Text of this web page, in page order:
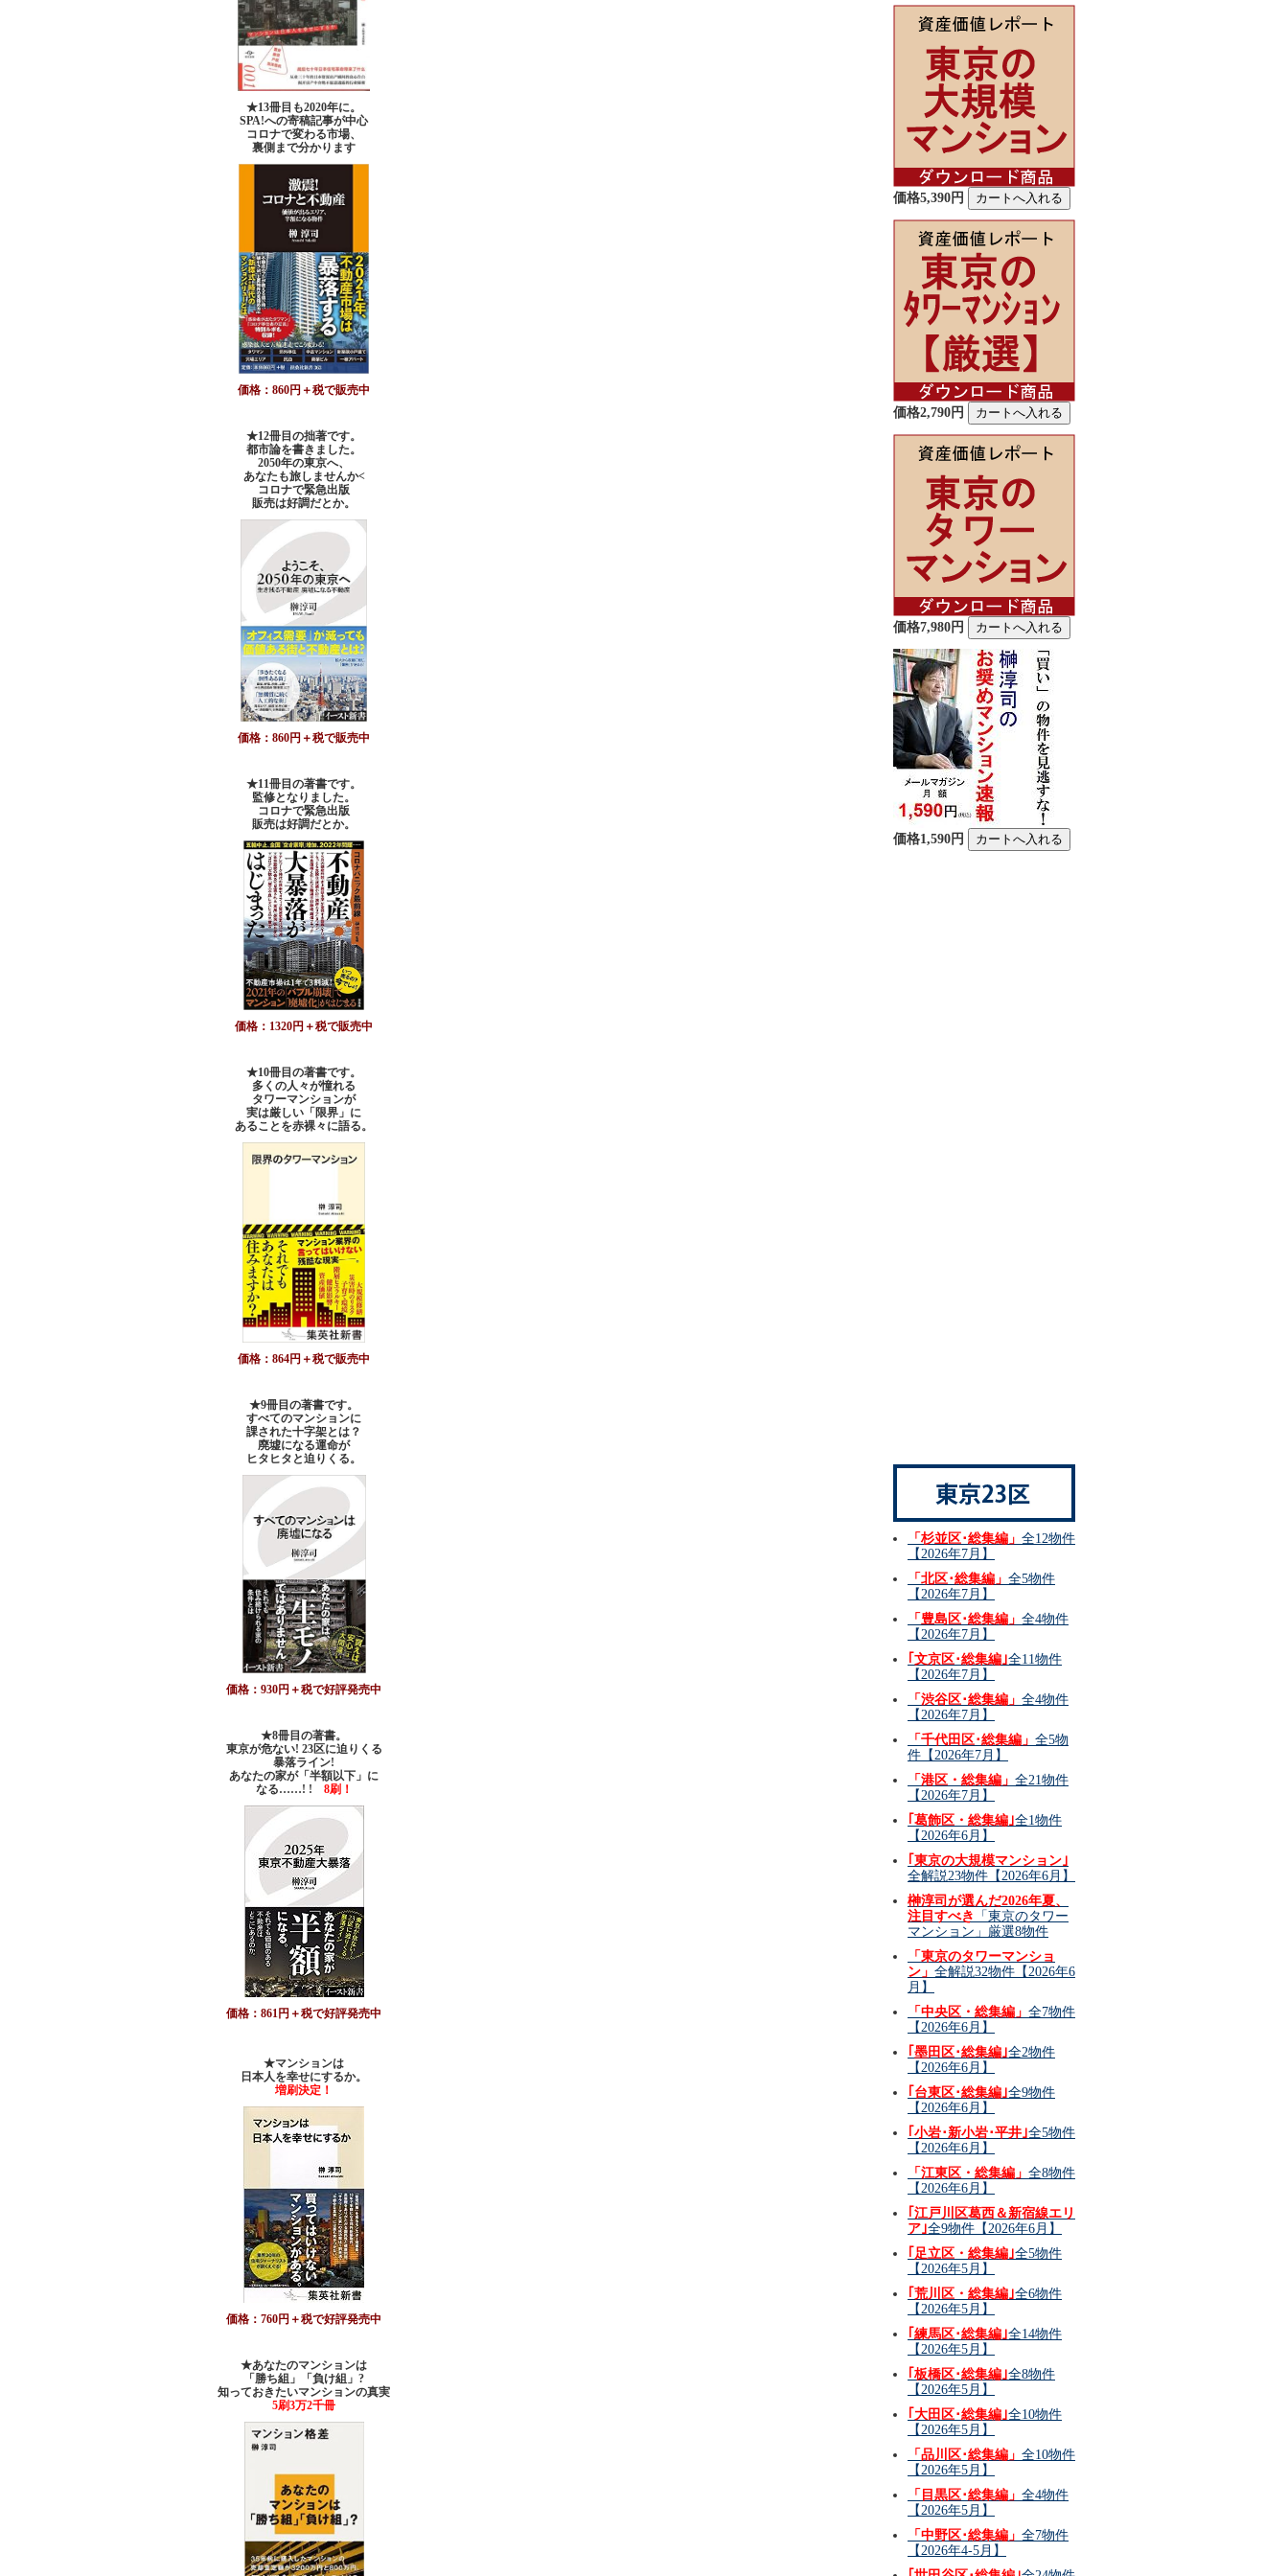
★13冊目も2020年に。
SPA!への寄稿記事が中心
コロナで変わる市場、
裏側まで分かります
価格：860円＋税で販売中
★12冊目の拙著です。
都市論を書きました。
2050年の東京へ、
あなたも旅しませんか<
コロナで緊急出版
販売は好調だとか。
価格：860円＋税で販売中
★11冊目の著書です。
監修となりました。
コロナで緊急出版
販売は好調だとか。
価格：1320円＋税で販売中
★10冊目の著書です。
多くの人々が憧れる
タワーマンションが
実は厳しい「限界」に
あることを赤裸々に語る。
価格：864円＋税で販売中
★9冊目の著書です。
すべてのマンションに
課された十字架とは？
廃墟になる運命が
ヒタヒタと迫りくる。
価格：930円＋税で好評発売中
★8冊目の著書。
東京が危ない! 23区に迫りくる
暴落ライン!
あなたの家が「半額以下」に
なる……! ! 8刷！
価格：861円＋税で好評発売中
★マンションは
日本人を幸せにするか。
増刷決定！
価格：760円＋税で好評発売中
★あなたのマンションは
「勝ち組」「負け組」?
知っておきたいマンションの真実
5刷3万2千冊
価格5,390円
価格2,790円
価格7,980円
価格1,590円
「杉並区･総集編」 全12物件
【2026年7月】
「北区･総集編」 全5物件
【2026年7月】
「豊島区･総集編」 全4物件
【2026年7月】
｢文京区･総集編｣全11物件
【2026年7月】
「渋谷区･総集編」 全4物件
【2026年7月】
「千代田区･総集編」 全5物
件【2026年7月】
「港区・総集編」 全21物件
【2026年7月】
｢葛飾区・総集編｣全1物件
【2026年6月】
｢東京の大規模マンション｣
全解説23物件【2026年6月】
榊淳司が選んだ2026年夏、
注目すべき
「東京のタワー
マンション」厳選8物件
「東京のタワーマンショ
ン」 全解説32物件【2026年6
月】
「中央区・総集編」 全7物件
【2026年6月】
｢墨田区･総集編｣全2物件
【2026年6月】
｢台東区･総集編｣全9物件
【2026年6月】
｢小岩･新小岩･平井｣全5物件
【2026年6月】
「江東区・総集編」 全8物件
【2026年6月】
｢江戸川区葛西＆新宿線エリ
ア｣全9物件【2026年6月】
｢足立区・総集編｣全5物件
【2026年5月】
｢荒川区・総集編｣全6物件
【2026年5月】
｢練馬区･総集編｣全14物件
【2026年5月】
｢板橋区･総集編｣全8物件
【2026年5月】
｢大田区･総集編｣全10物件
【2026年5月】
「品川区･総集編」 全10物件
【2026年5月】
「目黒区･総集編」 全4物件
【2026年5月】
「中野区･総集編」 全7物件
【2026年4-5月】